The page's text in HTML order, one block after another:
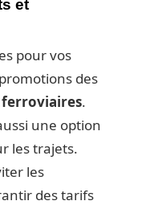
et
pour vos
des
ferroviaires.
une option
les trajets.
les
des tarifs